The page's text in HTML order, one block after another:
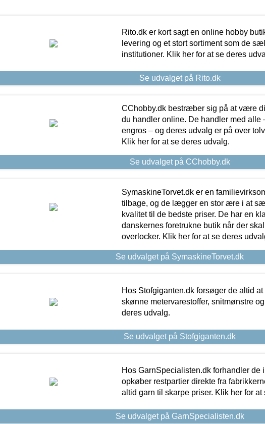
Rito.dk er kort sagt en online hobby
levering og et stort sortiment som de
institutioner. Klik her for at se deres
Se udvalget på Rito.dk
CChobby.dk bestræber sig på at være
du handler online. De handler med alle
engros – og deres udvalg er på over
Klik her for at se deres udvalg.
Se udvalget på CChobby.dk
SymaskineTorvet.dk er en
tilbage, og de lægger en stor ære i at
kvalitet til de bedste priser. De har en
danskernes foretrukne butik når der
overlocker. Klik her for at se deres
Se udvalget på SymaskineTorvet.dk
Hos Stofgiganten.dk forsøger de altid
skønne metervarestoffer, snitmønstre
deres udvalg.
Se udvalget på Stofgiganten.dk
Hos GarnSpecialisten.dk forhandler de
opkøber restpartier direkte fra
altid garn til skarpe priser. Klik her for at
Se udvalget på GarnSpecialisten.dk